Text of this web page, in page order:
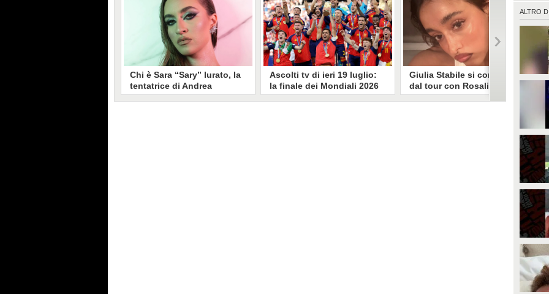
ALTRO DI
Chi è Sara “Sary” Iurato, la
tentatrice di Andrea
Petraroli a Temptation
Ascolti tv di ieri 19 luglio:
la finale dei Mondiali 2026
Spagna-Argentina
Giulia Stabile si confessa
dal tour con Rosalia: "Non
sono stata bene, costretta
ballo di Rosalia, Giulia Stabile si è
lasciata andare a una confessione
altri. A volte è già dentro di noi".